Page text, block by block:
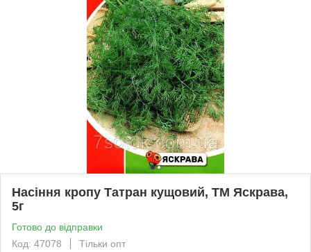
Насіння кропу Татран кущовий, ТМ Яскрава,
5г
Готово до відправки
Код: 47078
Тільки опт